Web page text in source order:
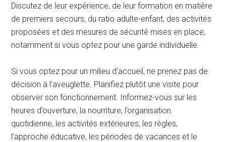
Discutez de leur expérience, de leur formation en matière
de premiers secours, du ratio adulte-enfant, des activités
proposées et des mesures de sécurité mises en place,
notamment si vous optez pour une garde individuelle.
Si vous optez pour un milieu d’accueil, ne prenez pas de
décision à l’aveuglette. Planifiez plutôt une visite pour
observer son fonctionnement. Informez-vous sur les
heures d’ouverture, la nourriture, l’organisation
quotidienne, les activités extérieures, les règles,
l’approche éducative, les périodes de vacances et le